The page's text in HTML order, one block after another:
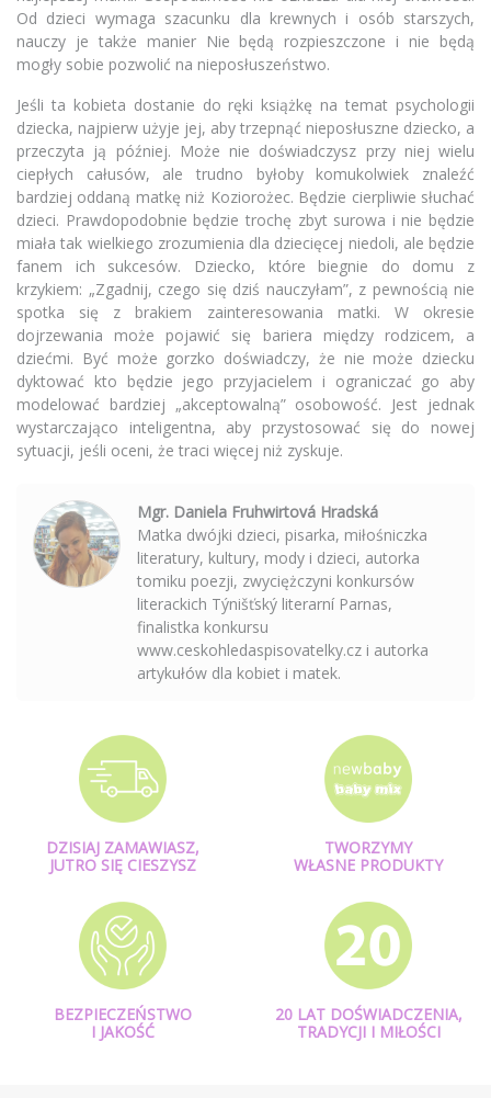
Od dzieci wymaga szacunku dla krewnych i osób starszych,
nauczy je także manier Nie będą rozpieszczone i nie będą
mogły sobie pozwolić na nieposłuszeństwo.
Jeśli ta kobieta dostanie do ręki książkę na temat psychologii
dziecka, najpierw użyje jej, aby trzepnąć nieposłuszne dziecko, a
przeczyta ją później. Może nie doświadczysz przy niej wielu
ciepłych całusów, ale trudno byłoby komukolwiek znaleźć
bardziej oddaną matkę niż Koziorożec. Będzie cierpliwie słuchać
dzieci. Prawdopodobnie będzie trochę zbyt surowa i nie będzie
miała tak wielkiego zrozumienia dla dziecięcej niedoli, ale będzie
fanem ich sukcesów. Dziecko, które biegnie do domu z
krzykiem: „Zgadnij, czego się dziś nauczyłam”, z pewnością nie
spotka się z brakiem zainteresowania matki. W okresie
dojrzewania może pojawić się bariera między rodzicem, a
dziećmi. Być może gorzko doświadczy, że ​​nie może dziecku
dyktować kto będzie jego przyjacielem i ograniczać go aby
modelować bardziej „akceptowalną” osobowość. Jest jednak
wystarczająco inteligentna, aby przystosować się do nowej
sytuacji, jeśli oceni, że traci więcej niż zyskuje.
Mgr. Daniela Fruhwirtová Hradská
Matka dwójki dzieci, pisarka, miłośniczka
literatury, kultury, mody i dzieci, autorka
tomiku poezji, zwyciężczyni konkursów
literackich Týnišťský literarní Parnas,
finalistka konkursu
www.ceskohledaspisovatelky.cz i autorka
artykułów dla kobiet i matek.
DZISIAJ ZAMAWIASZ,
JUTRO SIĘ CIESZYSZ
TWORZYMY
WŁASNE PRODUKTY
BEZPIECZEŃSTWO
I JAKOŚĆ
20 LAT DOŚWIADCZENIA,
TRADYCJI I MIŁOŚCI